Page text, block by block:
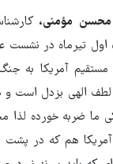
محسن مؤمنی،
اول تیرماه در نشست
مستقیم آمریکا به
الهی بزدل است
ما ضربه خورده‌ لذا
آمریکا هم که در